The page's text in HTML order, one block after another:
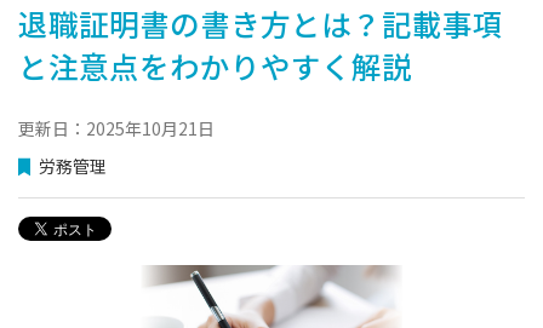
退職証明書の書き方とは？記載事項
と注意点をわかりやすく解説
更新日：2025年10月21日
労務管理